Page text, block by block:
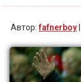
Автор:fafnerboy